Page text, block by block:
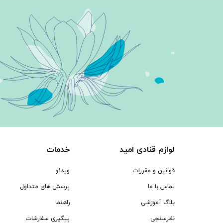
لوازم قنادی امید
قوانین و مقررات
تماس با ما
بلاگ آموزشی
نظرسنجی
خدمات
ویدئو
پرسش های متداول
راهنما
پیگیری سفارشات